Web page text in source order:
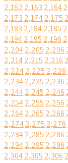
2,162 2,163 2,164
2,173 2,1742,175
2,183 2,1842,185
2,1942,195 2,196
2,2042,205 2,206
2,2142,215 2,216
2,2242,225 2,226
2,2342,235 2,236
2,2442,245 2,246
2,2542,255 2,256
2,2642,265 2,266
2,2742,275 2,276
2,2842,285 2,286
2,2942,295 2,296
2,3042,305 2,306